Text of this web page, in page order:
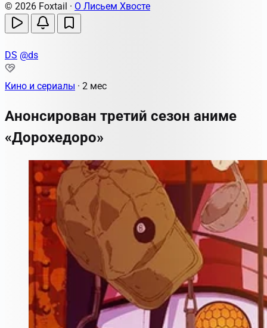
© 2026 Foxtail · О Лисьем Хвосте
DS @ds
Кино и сериалы · 2 мес
Анонсирован третий сезон аниме
«Дорохедоро»